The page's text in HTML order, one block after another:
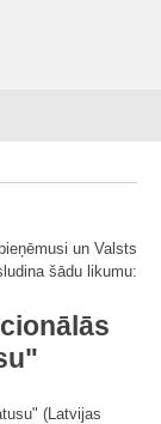
un Valsts
šādu likumu:
(Latvijas